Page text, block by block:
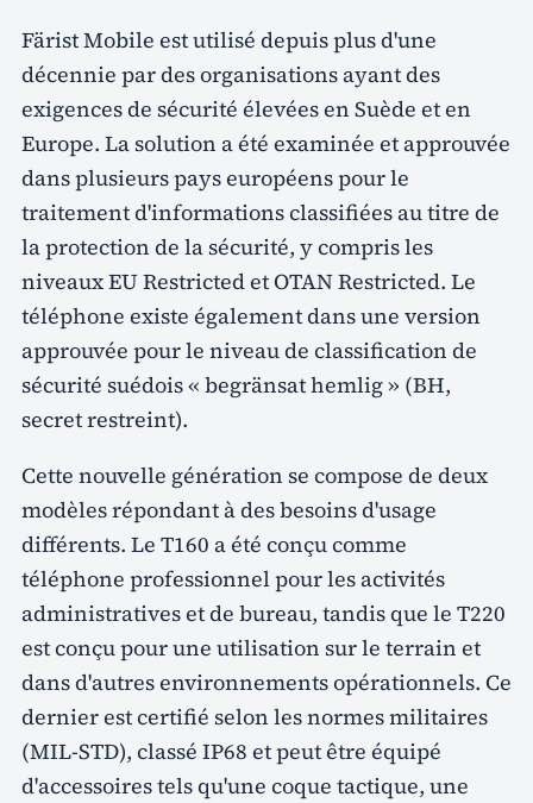
Färist Mobile est utilisé depuis plus d'une
décennie par des organisations ayant des
exigences de sécurité élevées en Suède et en
Europe. La solution a été examinée et approuvée
dans plusieurs pays européens pour le
traitement d'informations classifiées au titre de
la protection de la sécurité, y compris les
niveaux EU Restricted et OTAN Restricted. Le
téléphone existe également dans une version
approuvée pour le niveau de classification de
sécurité suédois « begränsat hemlig » (BH,
secret restreint).
Cette nouvelle génération se compose de deux
modèles répondant à des besoins d'usage
différents. Le T160 a été conçu comme
téléphone professionnel pour les activités
administratives et de bureau, tandis que le T220
est conçu pour une utilisation sur le terrain et
dans d'autres environnements opérationnels. Ce
dernier est certifié selon les normes militaires
(MIL-STD), classé IP68 et peut être équipé
d'accessoires tels qu'une coque tactique, une